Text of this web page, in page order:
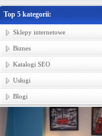
Top 5 kategorii:
Sklepy internetowe
Biznes
Katalogi SEO
Usługi
Blogi